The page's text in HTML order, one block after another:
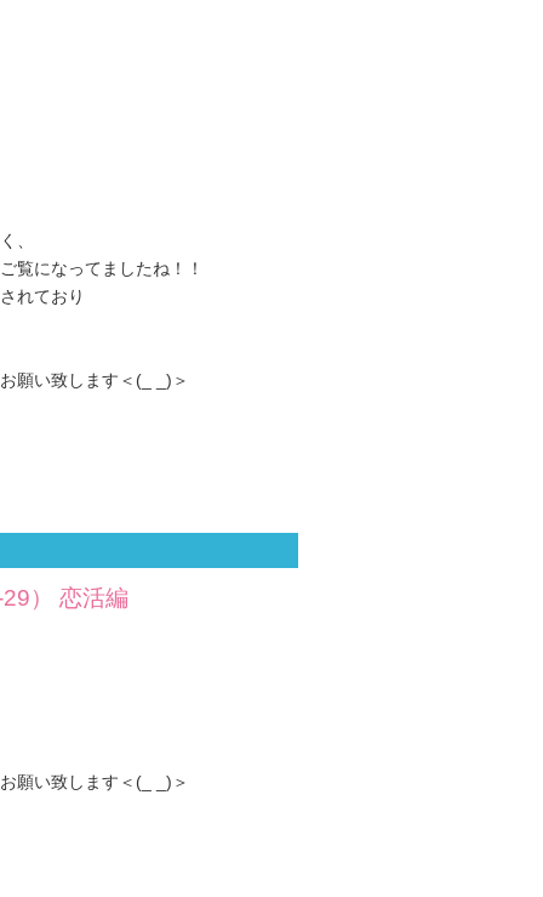
、
覧になってましたね！！
れており
願い致します＜(_ _)＞
） 恋活編
願い致します＜(_ _)＞